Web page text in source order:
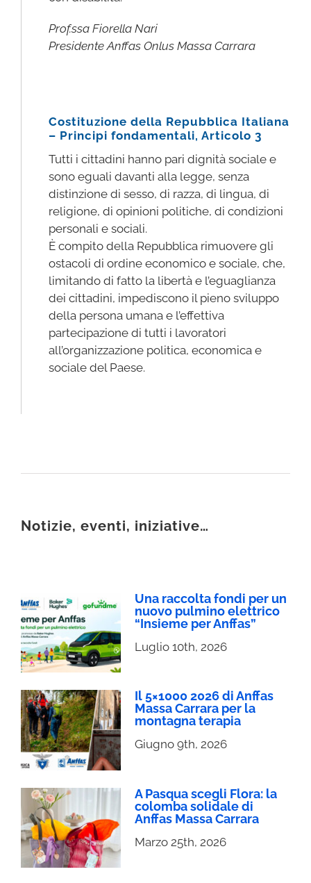
Prof.ssa Fiorella Nari
Presidente Anffas Onlus Massa Carrara
Costituzione della Repubblica Italiana
– Principi fondamentali, Articolo 3
Tutti i cittadini hanno pari dignità sociale e
sono eguali davanti alla legge, senza
distinzione di sesso, di razza, di lingua, di
religione, di opinioni politiche, di condizioni
personali e sociali.
È compito della Repubblica rimuovere gli
ostacoli di ordine economico e sociale, che,
limitando di fatto la libertà e l’eguaglianza
dei cittadini, impediscono il pieno sviluppo
della persona umana e l’effettiva
partecipazione di tutti i lavoratori
all’organizzazione politica, economica e
sociale del Paese.
Notizie, eventi, iniziative…
Una raccolta fondi per un
nuovo pulmino elettrico
“Insieme per Anffas”
Luglio 10th, 2026
Il 5×1000 2026 di Anffas
Massa Carrara per la
montagna terapia
Giugno 9th, 2026
A Pasqua scegli Flora: la
colomba solidale di
Anffas Massa Carrara
Marzo 25th, 2026